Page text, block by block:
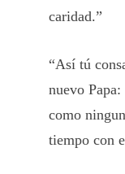
caridad.”
“Así tú
nuevo
como
tiempo con